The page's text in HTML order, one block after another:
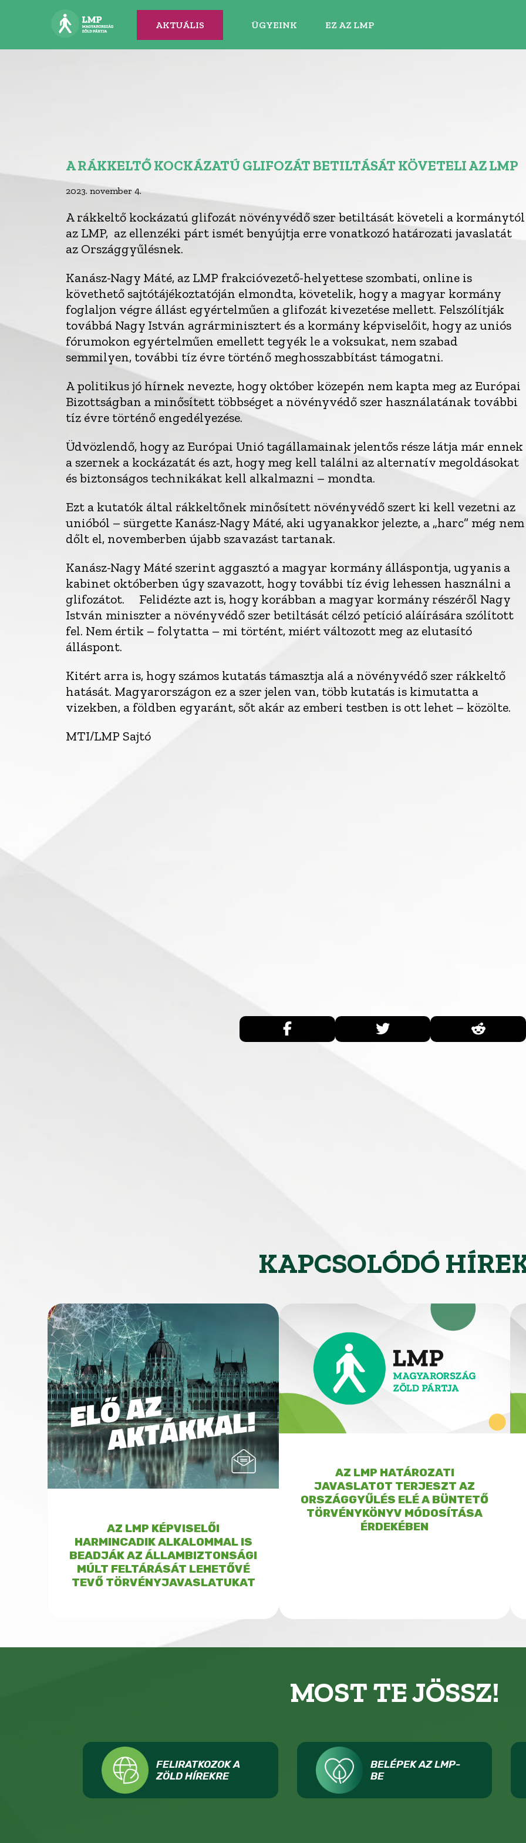
AKTUÁLIS ÜGYEINK EZ AZ LMP
A RÁKKELTŐ KOCKÁZATÚ GLIFOZÁT BETILTÁSÁT KÖVETELI AZ LMP
2023. november 4.
A rákkeltő kockázatú glifozát növényvédő szer betiltását követeli a kormánytól
az LMP, az ellenzéki párt ismét benyújtja erre vonatkozó határozati javaslatát
az Országgyűlésnek.
Kanász-Nagy Máté, az LMP frakcióvezető-helyettese szombati, online is
követhető sajtótájékoztatóján elmondta, követelik, hogy a magyar kormány
foglaljon végre állást egyértelműen a glifozát kivezetése mellett. Felszólítják
továbbá Nagy István agrárminisztert és a kormány képviselőit, hogy az uniós
fórumokon egyértelműen emellett tegyék le a voksukat, nem szabad
semmilyen, további tíz évre történő meghosszabbítást támogatni.
A politikus jó hírnek nevezte, hogy október közepén nem kapta meg az Európai
Bizottságban a minősített többséget a növényvédő szer használatának további
tíz évre történő engedélyezése.
Üdvözlendő, hogy az Európai Unió tagállamainak jelentős része látja már ennek
a szernek a kockázatát és azt, hogy meg kell találni az alternatív megoldásokat
és biztonságos technikákat kell alkalmazni – mondta.
Ezt a kutatók által rákkeltőnek minősített növényvédő szert ki kell vezetni az
unióból – sürgette Kanász-Nagy Máté, aki ugyanakkor jelezte, a „harc” még nem
dőlt el, novemberben újabb szavazást tartanak.
Kanász-Nagy Máté szerint aggasztó a magyar kormány álláspontja, ugyanis a
kabinet októberben úgy szavazott, hogy további tíz évig lehessen használni a
glifozátot. Felidézte azt is, hogy korábban a magyar kormány részéről Nagy
István miniszter a növényvédő szer betiltását célzó petíció aláírására szólított
fel. Nem értik – folytatta – mi történt, miért változott meg az elutasító
álláspont.
Kitért arra is, hogy számos kutatás támasztja alá a növényvédő szer rákkeltő
hatását. Magyarországon ez a szer jelen van, több kutatás is kimutatta a
vizekben, a földben egyaránt, sőt akár az emberi testben is ott lehet – közölte.
MTI/LMP Sajtó
KAPCSOLÓDÓ
AZ LMP KÉPVISELŐI
HARMINCADIK ALKALOMMAL IS
BEADJÁK AZ ÁLLAMBIZTONSÁGI
MÚLT FELTÁRÁSÁT LEHETŐVÉ
TEVŐ TÖRVÉNYJAVASLATUKAT
AZ LMP HATÁROZATI
JAVASLATOT TERJESZT AZ
ORSZÁGGYŰLÉS ELÉ A BÜNTETŐ
TÖRVÉNYKÖNYV MÓDOSÍTÁSA
ÉRDEKÉBEN
MOST TE JÖSSZ!
FELIRATKOZOK A
ZÖLD HÍREKRE
BELÉPEK AZ LMP-
BE